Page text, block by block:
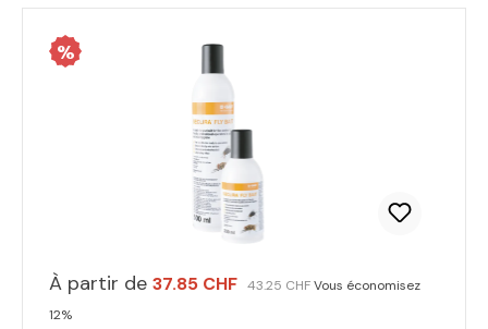
%
À partir de 37.85 CHF 43.25 CHFVous économisez
12%